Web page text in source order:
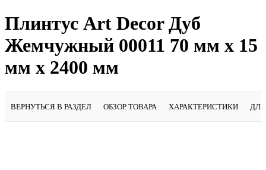
Плинтус Art Decor Дуб
Жемчужный 00011 70 мм х 15
мм х 2400 мм
ВЕРНУТЬСЯ В РАЗДЕЛ ОБЗОР ТОВАРА ХАРАКТЕРИСТИКИ